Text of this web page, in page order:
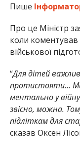
Пише
Про це Міністр
коли
військової
“Для дітей
протистояти…
ментально у
звісно, можна.
підліткам для
сказав Оксен